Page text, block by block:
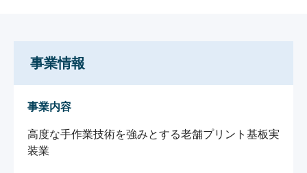
事業情報
事業内容
高度な手作業技術を強みとする老舗プリント基板実
装業